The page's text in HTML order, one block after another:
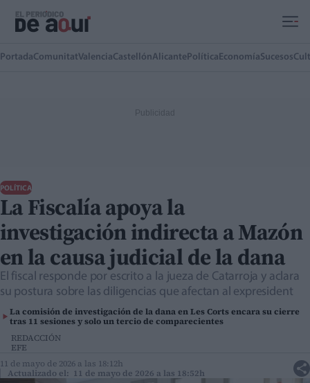
PortadaComunitatValenciaCastellónAlicante Política EconomíaSucesos
POLÍTICA
La Fiscalía apoya la
investigación indirecta a Mazón
en la causa judicial de la dana
El fiscal responde por escrito a la jueza de Catarroja y aclara
su postura sobre las diligencias que afectan al expresident
La comisión de investigación de la dana en Les Corts encara su cierre
tras 11 sesiones y solo un tercio de comparecientes
REDACCIÓN
EFE
11 de mayo de 2026 a las 18:12h
Actualizado el: 11 de mayo de 2026 a las 18:52h